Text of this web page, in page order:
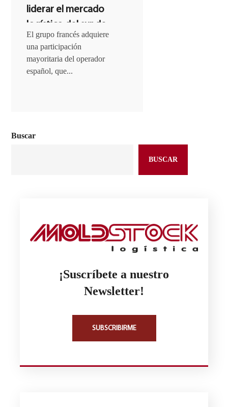
liderar el mercado
logístico del sur de
Europa
El grupo francés adquiere
una participación
mayoritaria del operador
español, que...
Buscar
BUSCAR
¡Suscríbete a nuestro
Newsletter!
SUBSCRIBIRME